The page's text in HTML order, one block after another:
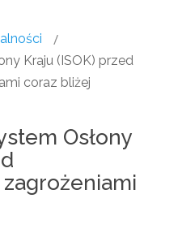
Kraju (ISOK) przed
coraz bliżej
Osłony